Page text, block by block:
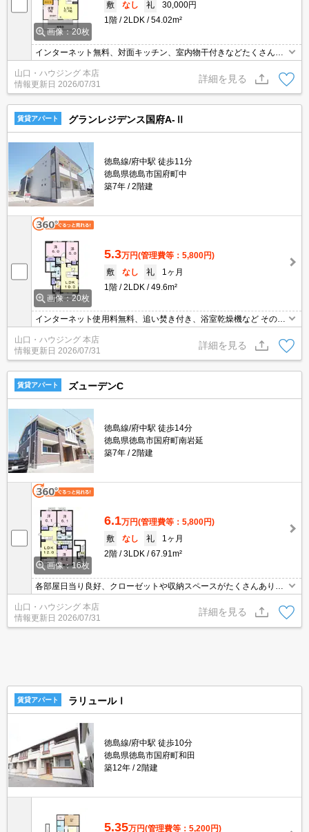
画像：20枚
敷
なし 礼
30,000円
1階
2LDK 54.02m²
インターネット無料、対面キッチン、室内物干付きなどたくさん設
備がついています。 広々したリビングに、1坪のバスルーム！！ 小
型犬2匹まで飼育可能です。 是非一度お気軽にお問い合わせくださ
い。
山口・ハウジング 本店
情報更新日 2026/07/31
詳細を見る
賃貸アパート グランレジデンス国府A-Ⅱ
徳島線/府中駅 徒歩11分
徳島県徳島市国府町中
築7年
2階建
画像：20枚
5.3万円(管理費等：5,800円)
敷
なし 礼
1ヶ月
1階
2LDK 49.6m²
インターネット使用料無料、追い焚き付き、浴室乾燥機など その他
い。
山口・ハウジング 本店
情報更新日 2026/07/31
詳細を見る
賃貸アパート ズューデンC
徳島線/府中駅 徒歩14分
徳島県徳島市国府町南岩延
築7年
2階建
画像：16枚
6.1万円(管理費等：5,800円)
敷
なし 礼
1ヶ月
2階
3LDK 67.91m²
各部屋日当り良好、クローゼットや収納スペースがたくさんありま
す。 浴室乾燥機、エアコン2台付き、また防犯カメラもついてお
り、 セキュリティもばっちりです。 お気軽にお問い合わせくださ
い。
山口・ハウジング 本店
情報更新日 2026/07/31
詳細を見る
賃貸アパート ラリュールⅠ
徳島線/府中駅 徒歩10分
徳島県徳島市国府町和田
築12年
2階建
5.35万円(管理費等：5,200円)